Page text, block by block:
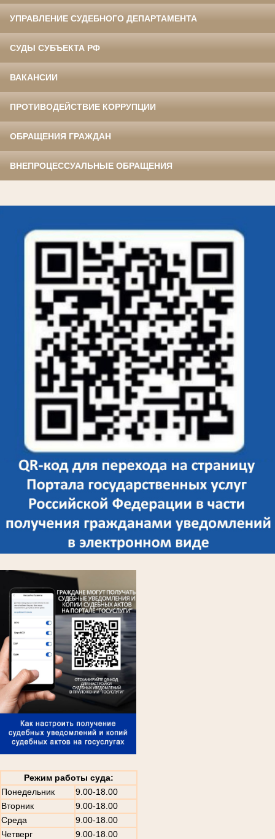
УПРАВЛЕНИЕ СУДЕБНОГО ДЕПАРТАМЕНТА
СУДЫ СУБЪЕКТА РФ
ВАКАНСИИ
ПРОТИВОДЕЙСТВИЕ КОРРУПЦИИ
ОБРАЩЕНИЯ ГРАЖДАН
ВНЕПРОЦЕССУАЛЬНЫЕ ОБРАЩЕНИЯ
Режим работы суда:
Понедельник
9.00-18.00
Вторник
9.00-18.00
Среда
9.00-18.00
Четверг
9.00-18.00